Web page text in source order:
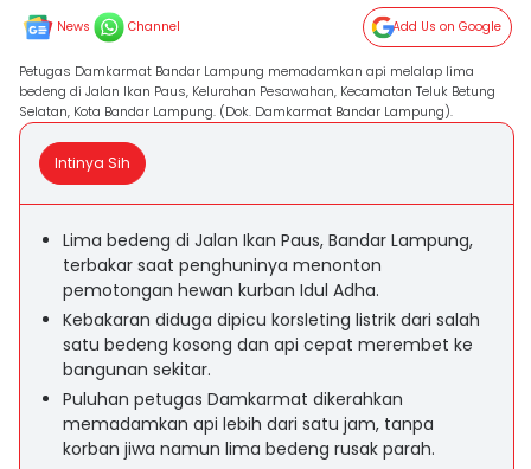
News Channel Add Us on Google
Petugas Damkarmat Bandar Lampung memadamkan api melalap lima
bedeng di Jalan Ikan Paus, Kelurahan Pesawahan, Kecamatan Teluk Betung
Selatan, Kota Bandar Lampung. (Dok. Damkarmat Bandar Lampung).
Intinya Sih
Lima bedeng di Jalan Ikan Paus, Bandar Lampung,
terbakar saat penghuninya menonton
pemotongan hewan kurban Idul Adha.
Kebakaran diduga dipicu korsleting listrik dari salah
satu bedeng kosong dan api cepat merembet ke
bangunan sekitar.
Puluhan petugas Damkarmat dikerahkan
memadamkan api lebih dari satu jam, tanpa
korban jiwa namun lima bedeng rusak parah.